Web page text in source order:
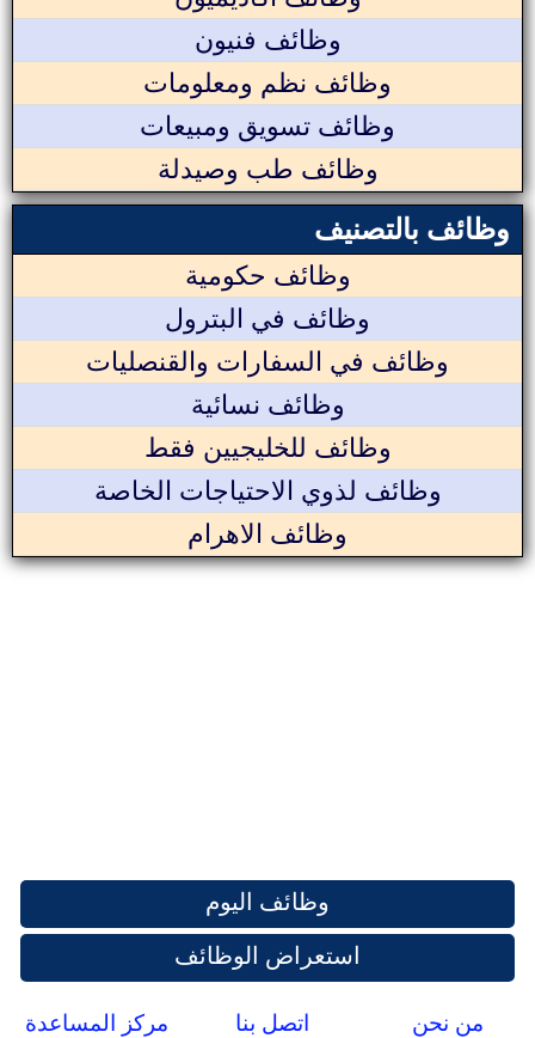
وظائف فنيون
وظائف نظم ومعلومات
وظائف تسويق ومبيعات
وظائف طب وصيدلة
وظائف بالتصنيف
وظائف حكومية
وظائف في البترول
وظائف في السفارات والقنصليات
وظائف نسائية
وظائف للخليجيين فقط
وظائف لذوي الاحتياجات الخاصة
وظائف الاهرام
وظائف اليوم
استعراض الوظائف
من نحن اتصل بنا مركز المساعدة